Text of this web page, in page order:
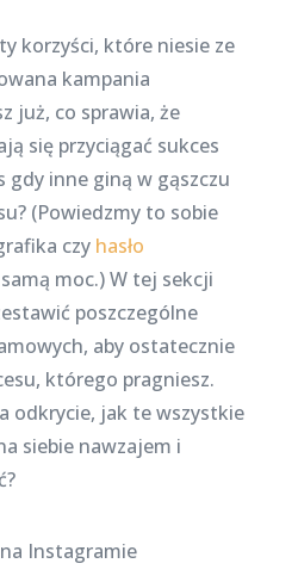
korzyści, które niesie ze
kampania
już, co sprawia, że
się przyciągać sukces
gdy inne giną w gąszczu
(Powiedzmy to sobie
czy hasło
moc.) W tej sekcji
poszczególne
aby ostatecznie
którego pragniesz.
odkrycie, jak te wszystkie
siebie nawzajem i